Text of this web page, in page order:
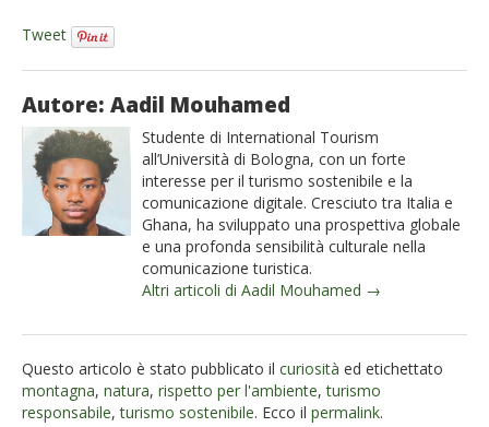
Tweet
Autore: Aadil Mouhamed
Studente di International Tourism
all’Università di Bologna, con un forte
interesse per il turismo sostenibile e la
comunicazione digitale. Cresciuto tra Italia e
Ghana, ha sviluppato una prospettiva globale
e una profonda sensibilità culturale nella
comunicazione turistica.
Altri articoli di Aadil Mouhamed →
Questo articolo è stato pubblicato il curiosità ed etichettato
montagna, natura, rispetto per l'ambiente,turismo
responsabile,turismo sostenibile. Ecco il permalink.